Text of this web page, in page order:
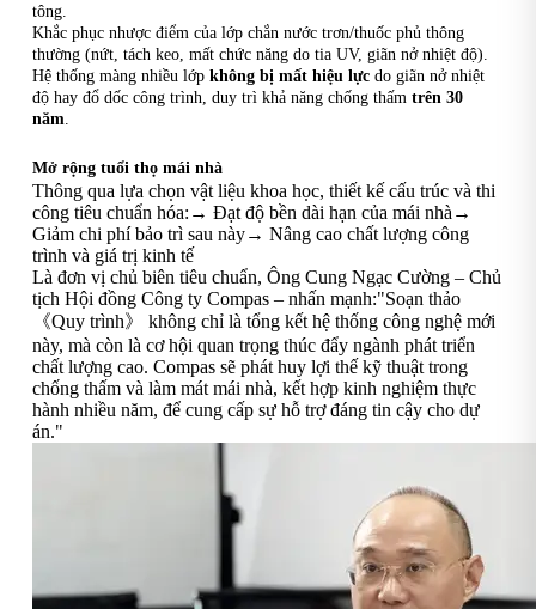
tông.
Khắc phục nhược điểm của lớp chắn nước trơn/thuốc phủ thông
thường (nứt, tách keo, mất chức năng do tia UV, giãn nở nhiệt độ).
Hệ thống màng nhiều lớp không bị mất hiệu lựcdo giãn nở nhiệt
độ hay đổ dốc công trình, duy trì khả năng chống thấm trên 30
năm
Mở rộng tuổi thọ mái nhà
Thông qua lựa chọn vật liệu khoa học, thiết kế cấu trúc và thi
công tiêu chuẩn hóa:→ Đạt độ bền dài hạn của mái nhà→
Giảm chi phí bảo trì sau này→ Nâng cao chất lượng công
trình và giá trị kinh tế
Là đơn vị chủ biên tiêu chuẩn, Ông Cung Ngạc Cường – Chủ
tịch Hội đồng Công ty Compas – nhấn mạnh:"Soạn thảo
《Quy trình》 không chỉ là tổng kết hệ thống công nghệ mới
này, mà còn là cơ hội quan trọng thúc đẩy ngành phát triển
chất lượng cao. Compas sẽ phát huy lợi thế kỹ thuật trong
chống thấm và làm mát mái nhà, kết hợp kinh nghiệm thực
hành nhiều năm, để cung cấp sự hỗ trợ đáng tin cậy cho dự
án."